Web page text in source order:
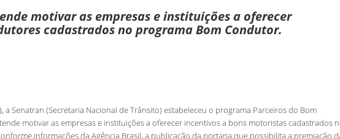
motivar as empresas e instituições a oferecer
cadastrados no programa Bom Condutor.
a Senatran (Secretaria Nacional de Trânsito) estabeleceu o programa Parceiros do Bom
motivar as empresas e instituições a oferecer incentivos a bons motoristas cadastrados